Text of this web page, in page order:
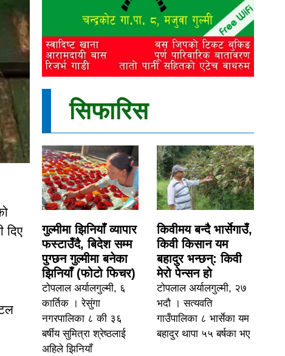
दिए
सिफारिस
गुल्मीमा झिनियाँ व्यापार
फस्टाउँदै, बिदेश सम्म
पुग्छन गुल्मीमा बनेका
झिनियाँ (फोटो फिचर)
टोपलाल अर्यालगुल्मी, ६
कार्तिक । रेसुंगा
नगरपालिका ८ की ३६
बर्षीय सुमित्रा श्रेष्ठलाई
अहिले झिनियाँ
किवीमय बन्दै भार्सेगाउँ,
किवी किसान यम
बहादुर भन्छन्: किवी
मेरो पेन्सन हो
टोपलाल अर्यालगुल्मी, २७
भदौ । सत्यवति
गाउँपालिका ८ भार्सेका यम
बहादुर थापा ५५ बर्षका भए